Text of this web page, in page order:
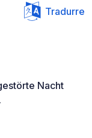
Tradurre
Nacht